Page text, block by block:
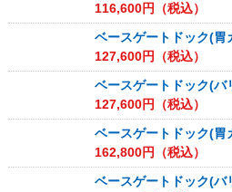
116,600円（税込）
ベースゲートドック(胃
127,600円（税込）
ベースゲートドック(バ
127,600円（税込）
ベースゲートドック(
162,800円（税込）
ベースゲートドック(